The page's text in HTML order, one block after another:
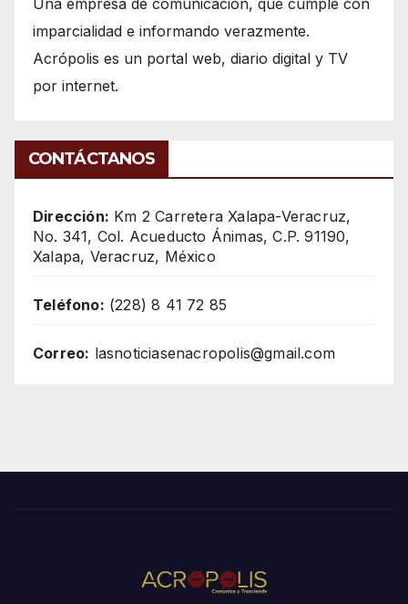
Una empresa de comunicación, que cumple con
imparcialidad e informando verazmente.
Acrópolis es un portal web, diario digital y TV
por internet.
CONTÁCTANOS
Dirección: Km 2 Carretera Xalapa-Veracruz,
No. 341, Col. Acueducto Ánimas, C.P. 91190,
Xalapa, Veracruz, México
Teléfono: (228) 8 41 72 85
Correo: lasnoticiasenacropolis@gmail.com